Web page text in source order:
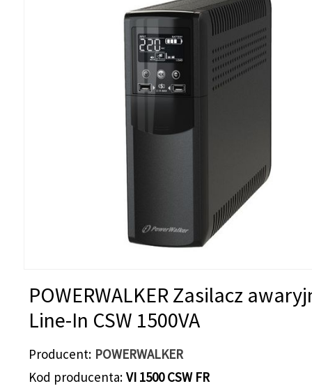
POWERWALKER Zasilacz
Line-In CSW 1500VA
Producent POWERWALKER
Kod producenta VI 1500 CSW FR